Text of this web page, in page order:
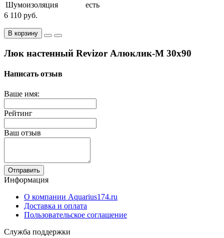
Шумоизоляция
есть
6 110 руб.
В корзину
Люк настенный Revizor Алюклик-М 30x90
Написать отзыв
Ваше имя:
Рейтинг
Ваш отзыв
Отправить
Информация
О компании Aquarius174.ru
Доставка и оплата
Пользовательское соглашение
Служба поддержки